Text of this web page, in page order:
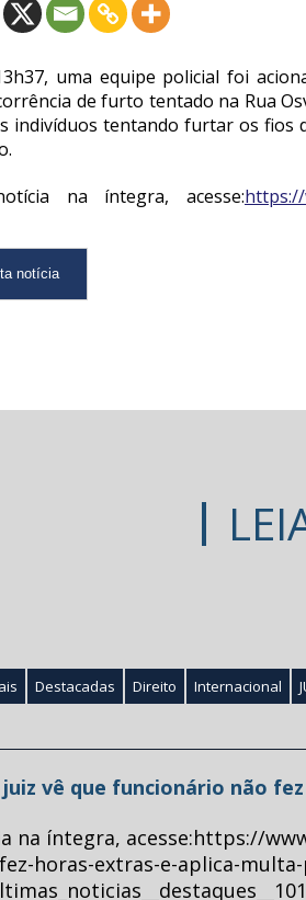
uma equipe policial foi
de furto tentado na Rua
indivíduos tentando furtar os
na íntegra, acesse:
Destacadas Direito Internacional
vê que funcionário não
na íntegra, acesse:https://
horas-extras-e-aplica-